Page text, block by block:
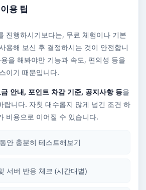
용 팁
진행하시기보다는, 무료 체험이나 기본
용해 보신 후 결정하시는 것이 안전합니
을 해봐야만 기능과 속도, 편의성 등을
이기 때문입니다.
안내, 포인트 차감 기준, 공지사항 등을
랍니다. 자칫 대수롭지 않게 넘긴 조건 하
비용으로 이어질 수 있습니다.
안 충분히 테스트해보기
서버 반응 체크 (시간대별)